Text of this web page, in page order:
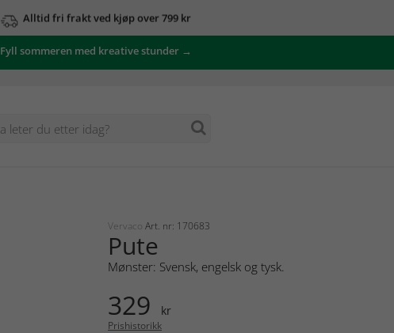
Alltid fri frakt ved kjøp over 799 kr
Fyll sommeren med kreative stunder →
Vervaco Art. nr: 170683
Pute
Mønster: Svensk, engelsk og tysk.
329 kr
Prishistorikk